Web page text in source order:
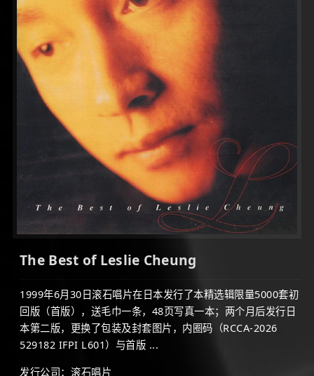
The Best of Leslie Cheung
1999年6月30日滚石唱片在日本发行了本精选辑限量5000套初
回版（首版），送毛巾一条，48页写真一本；两个月后发行日
本第二版，更换了包装及封套图片，内圈码（RCCA-2026
529182 IFPI L601）与首版 ...
发行公司：滚石唱片